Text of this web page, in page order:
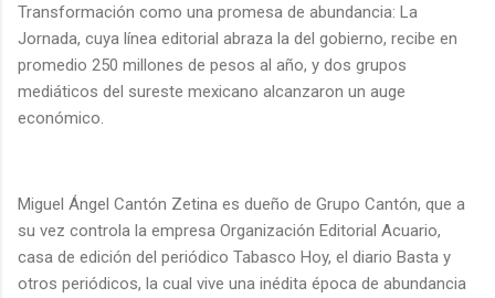
Transformación como una promesa de abundancia: La
Jornada, cuya línea editorial abraza la del gobierno, recibe en
promedio 250 millones de pesos al año, y dos grupos
mediáticos del sureste mexicano alcanzaron un auge
económico.
Miguel Ángel Cantón Zetina es dueño de Grupo Cantón, que a
su vez controla la empresa Organización Editorial Acuario,
casa de edición del periódico Tabasco Hoy, el diario Basta y
otros periódicos, la cual vive una inédita época de abundancia